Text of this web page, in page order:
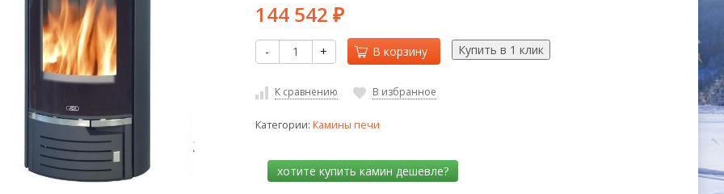
144 542 ₽
- + В корзину
К сравнению В избранное
Категории: Камины печи